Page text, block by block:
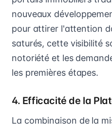
nouveaux
pour attirer l'attention
saturés, cette visibilité
notoriété et les
les premières étapes.
4. Efficacité de la
La combinaison de la